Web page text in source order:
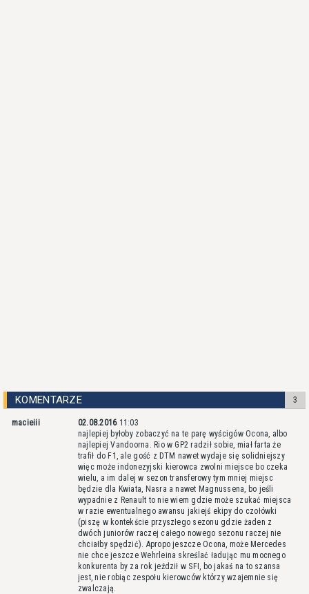
KOMENTARZE 3
macieiii 02.08.2016 11:03
najlepiej byłoby zobaczyć na te parę wyścigów Ocona, albo
najlepiej Vandoorna. Rio w GP2 radził sobie, miał farta że
trafił do F1, ale gość z DTM nawet wydaje się solidniejszy
więc może indonezyjski kierowca zwolni miejsce bo czeka
wielu, a im dalej w sezon transferowy tym mniej miejsc
będzie dla Kwiata, Nasra a nawet Magnussena, bo jeśli
wypadnie z Renault to nie wiem gdzie może szukać miejsca
w razie ewentualnego awansu jakiejś ekipy do czołówki
(piszę w kontekście przyszłego sezonu gdzie żaden z
dwóch juniorów raczej całego nowego sezonu raczej nie
chciałby spędzić). Apropo jeszcze Ocona, może Mercedes
nie chce jeszcze Wehrleina skreślać ładując mu mocnego
konkurenta by za rok jeździł w SFI, bo jakaś na to szansa
jest, nie robiąc zespołu kierowców którzy wzajemnie się
zwalczają.